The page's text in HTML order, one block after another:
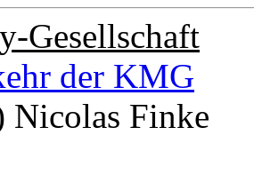
Gesellschaft
der KMG
Nicolas Finke